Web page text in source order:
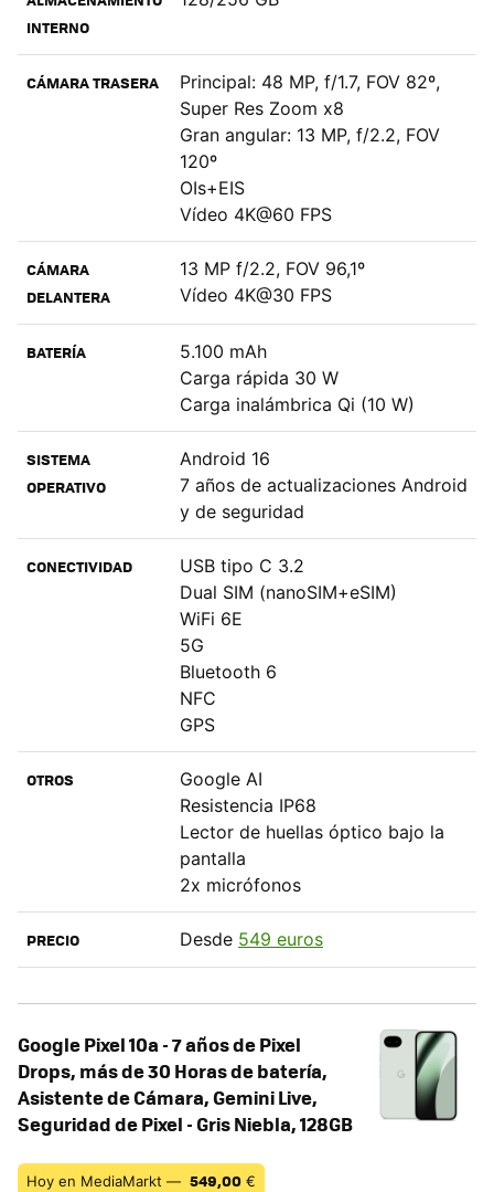
INTERNO
CÁMARA TRASERA
Principal: 48 MP, f/1.7, FOV 82º,
Super Res Zoom x8
Gran angular: 13 MP, f/2.2, FOV
120º
OIs+EIS
Vídeo 4K@60 FPS
CÁMARA
DELANTERA
13 MP f/2.2, FOV 96,1º
Vídeo 4K@30 FPS
BATERÍA
5.100 mAh
Carga rápida 30 W
Carga inalámbrica Qi (10 W)
SISTEMA
OPERATIVO
Android 16
7 años de actualizaciones Android
y de seguridad
CONECTIVIDAD
USB tipo C 3.2
Dual SIM (nanoSIM+eSIM)
WiFi 6E
5G
Bluetooth 6
NFC
GPS
OTROS
Google AI
Resistencia IP68
Lector de huellas óptico bajo la
pantalla
2x micrófonos
PRECIO Desde 549 euros
Google Pixel 10a - 7 años de Pixel
Drops, más de 30 Horas de batería,
Asistente de Cámara, Gemini Live,
Seguridad de Pixel - Gris Niebla, 128GB
Hoy en MediaMarkt — 549,00 €